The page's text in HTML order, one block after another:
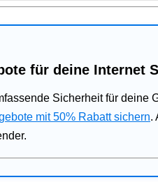
für deine Internet
Sicherheit für deine
mit 50% Rabatt sichern.